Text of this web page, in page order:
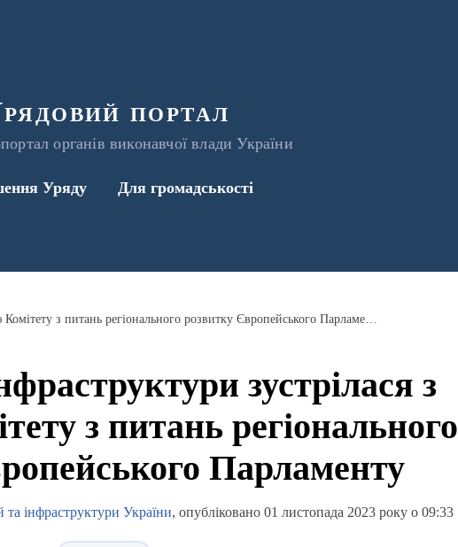
портал
органів виконавчої влади України
Уряду Для громадськості
Команда Мінінфраструктури зустрілася з делегацією Комітету з питань регіонального розвитку Європейського Парламенту
зустрілася з
з питань регіонального
Парламенту
та інфраструктури України, опубліковано 01 листопада 2023 року о 09:33